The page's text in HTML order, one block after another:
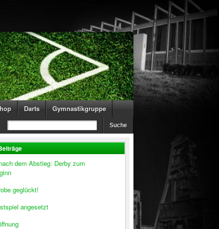
Darts Gymnastikgruppe
dem Abstieg: Derby zum
geglückt!
angesetzt